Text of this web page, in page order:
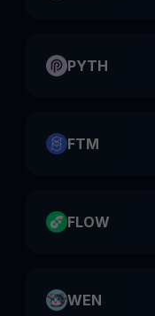
PYTH
FTM
FLOW
WEN